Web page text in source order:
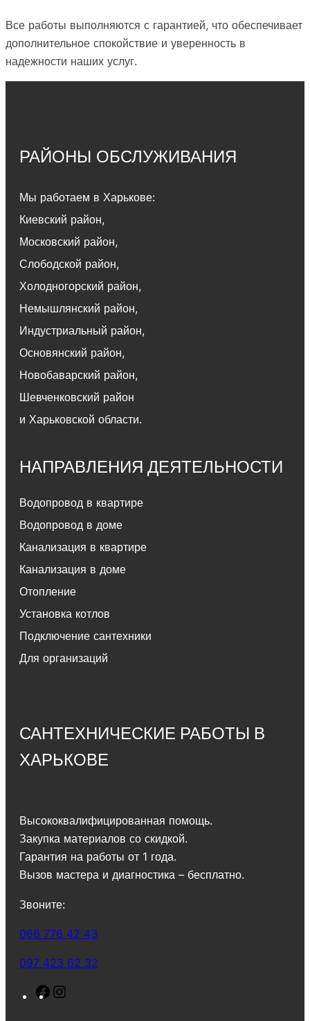
Все работы выполняются с гарантией, что обеспечивает
дополнительное спокойствие и уверенность в
надежности наших услуг.
РАЙОНЫ ОБСЛУЖИВАНИЯ
Мы работаем в Харькове:
Киевский район,
Московский район,
Слободской район,
Холодногорский район,
Немышлянский район,
Индустриальный район,
Основянский район,
Новобаварский район,
Шевченковский район
и Харьковской области.
НАПРАВЛЕНИЯ ДЕЯТЕЛЬНОСТИ
Водопровод в квартире
Водопровод в доме
Канализация в квартире
Канализация в доме
Отопление
Установка котлов
Подключение сантехники
Для организаций
САНТЕХНИЧЕСКИЕ РАБОТЫ В
ХАРЬКОВЕ
Высококвалифицированная помощь.
Закупка материалов со скидкой.
Гарантия на работы от 1 года.
Вызов мастера и диагностика – бесплатно.
Звоните:
066 776 42 43
097 423 62 32
F